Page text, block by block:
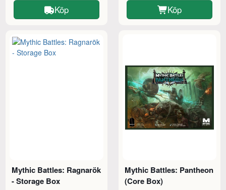
Köp Köp
Mythic Battles: Ragnarök
- Storage Box
Mythic Battles: Pantheon
(Core Box)